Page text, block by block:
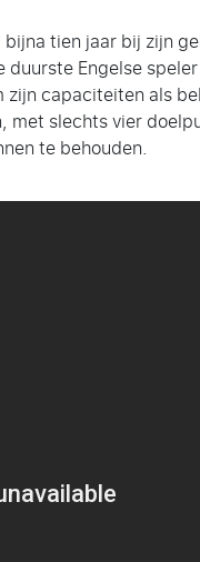
tien jaar bij zijn
Engelse
capaciteiten als
slechts vier
te behouden.